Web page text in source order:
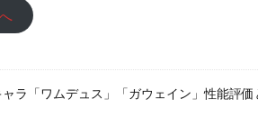
ラ「ワムデュス」「ガウェイン」性能評